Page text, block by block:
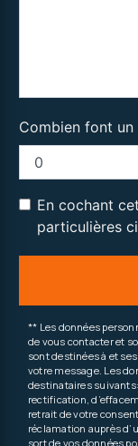
Combien font un
En cochant
particulières
** Les données
de vous contacter et
sont destinées à et
votre message. Les
destinataires suivants:
rectification,
retrait de votre
réclamation auprès
sort de vos données